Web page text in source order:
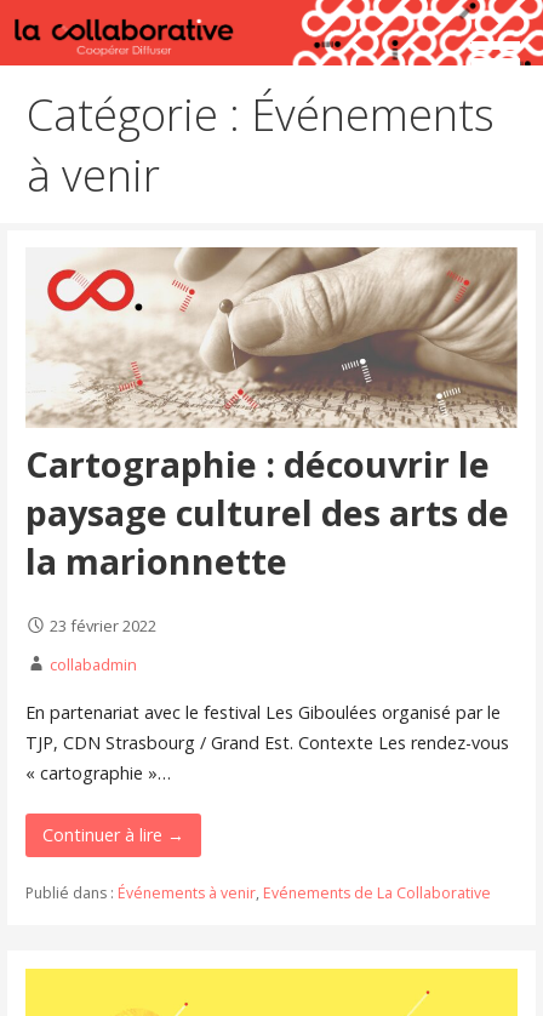
Passer
auLa Collaborative
Coopérer Diffuser
Catégorie : Événements
à venir
Cartographie : découvrir le
paysage culturel des arts de
la marionnette
23 février 2022
collabadmin
En partenariat avec le festival Les Giboulées organisé par le
TJP, CDN Strasbourg / Grand Est. Contexte Les rendez-vous
« cartographie »…
Continuer à lire →
Publié dans : Événements à venir, Evénements de La Collaborative